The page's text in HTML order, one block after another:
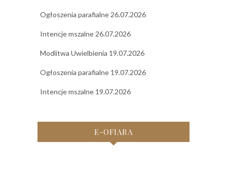
Ogłoszenia parafialne 26.07.2026
Intencje mszalne 26.07.2026
Modlitwa Uwielbienia 19.07.2026
Ogłoszenia parafialne 19.07.2026
Intencje mszalne 19.07.2026
E-OFIARA